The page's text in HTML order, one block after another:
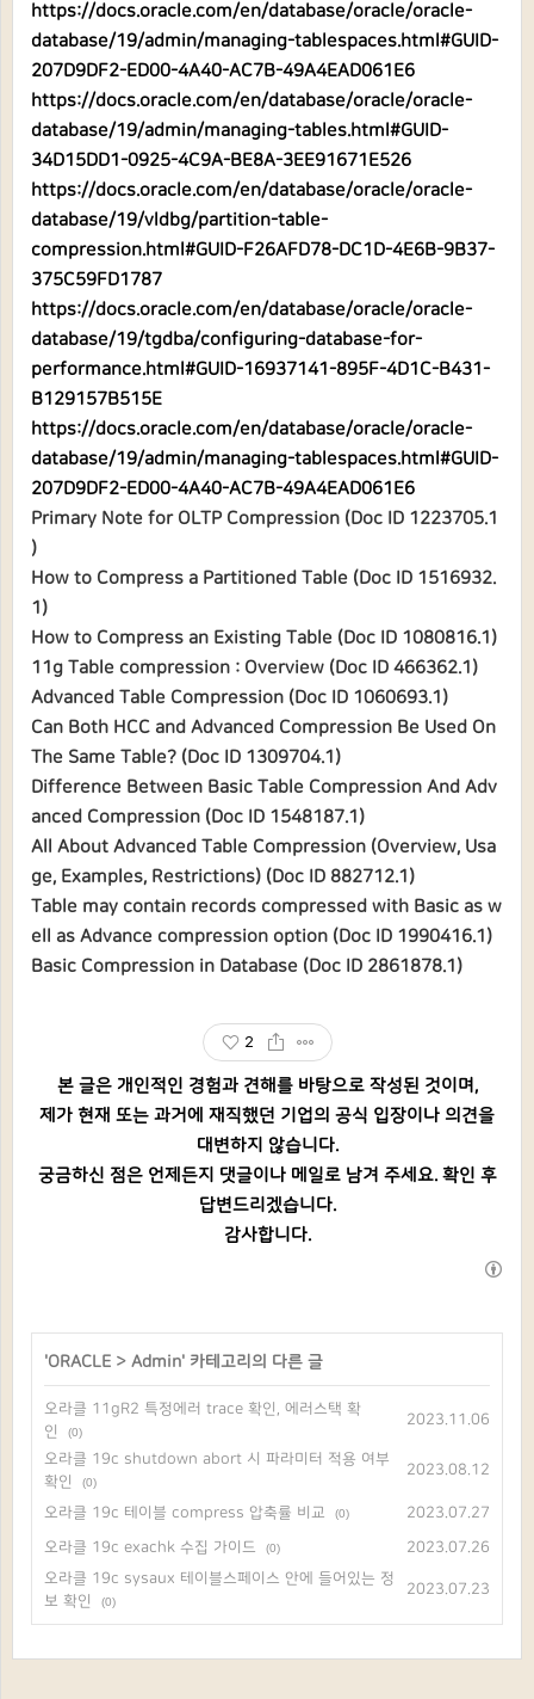
https://docs.oracle.com/en/database/oracle/oracle-
database/19/admin/managing-tablespaces.html#GUID-
207D9DF2-ED00-4A40-AC7B-49A4EAD061E6
https://docs.oracle.com/en/database/oracle/oracle-
database/19/admin/managing-tables.html#GUID-
34D15DD1-0925-4C9A-BE8A-3EE91671E526
https://docs.oracle.com/en/database/oracle/oracle-
database/19/vldbg/partition-table-
compression.html#GUID-F26AFD78-DC1D-4E6B-9B37-
375C59FD1787
https://docs.oracle.com/en/database/oracle/oracle-
database/19/tgdba/configuring-database-for-
performance.html#GUID-16937141-895F-4D1C-B431-
B129157B515E
https://docs.oracle.com/en/database/oracle/oracle-
database/19/admin/managing-tablespaces.html#GUID-
207D9DF2-ED00-4A40-AC7B-49A4EAD061E6
Primary Note for OLTP Compression (Doc ID 1223705.1
)
How to Compress a Partitioned Table (Doc ID 1516932.
1)
How to Compress an Existing Table (Doc ID 1080816.1)
11g Table compression : Overview (Doc ID 466362.1)
Advanced Table Compression (Doc ID 1060693.1)
Can Both HCC and Advanced Compression Be Used On
The Same Table? (Doc ID 1309704.1)
Difference Between Basic Table Compression And Adv
anced Compression (Doc ID 1548187.1)
All About Advanced Table Compression (Overview, Usa
ge, Examples, Restrictions) (Doc ID 882712.1)
Table may contain records compressed with Basic as w
ell as Advance compression option (Doc ID 1990416.1)
Basic Compression in Database (Doc ID 2861878.1)
2
본 글은 개인적인 경험과 견해를 바탕으로 작성된 것이며,
제가 현재 또는 과거에 재직했던 기업의 공식 입장이나 의견을
대변하지 않습니다.
궁금하신 점은 언제든지 댓글이나 메일로 남겨 주세요. 확인 후
답변드리겠습니다.
감사합니다.
'ORACLE > Admin' 카테고리의 다른 글
오라클 11gR2 특정에러 trace 확인, 에러스택 확
인
(0)
2023.11.06
오라클 19c shutdown abort 시 파라미터 적용 여부
확인
(0)
2023.08.12
오라클 19c 테이블 compress 압축률 비교 (0) 2023.07.27
오라클 19c exachk 수집 가이드 (0)
2023.07.26
오라클 19c sysaux 테이블스페이스 안에 들어있는 정
보 확인
(0)
2023.07.23